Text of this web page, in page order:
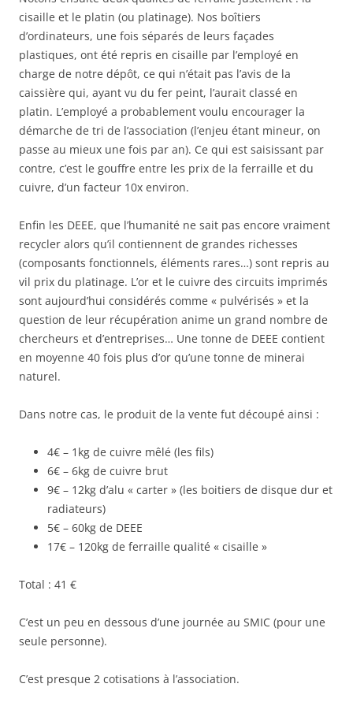
cisaille et le platin (ou platinage). Nos boîtiers
d’ordinateurs, une fois séparés de leurs façades
plastiques, ont été repris en cisaille par l’employé en
charge de notre dépôt, ce qui n’était pas l’avis de la
caissière qui, ayant vu du fer peint, l’aurait classé en
platin. L’employé a probablement voulu encourager la
démarche de tri de l’association (l’enjeu étant mineur, on
passe au mieux une fois par an). Ce qui est saisissant par
contre, c’est le gouffre entre les prix de la ferraille et du
cuivre, d’un facteur 10x environ.
Enfin les DEEE, que l’humanité ne sait pas encore vraiment
recycler alors qu’il contiennent de grandes richesses
(composants fonctionnels, éléments rares…) sont repris au
vil prix du platinage. L’or et le cuivre des circuits imprimés
sont aujourd’hui considérés comme « pulvérisés » et la
question de leur récupération anime un grand nombre de
chercheurs et d’entreprises… Une tonne de DEEE contient
en moyenne 40 fois plus d’or qu’une tonne de minerai
naturel.
Dans notre cas, le produit de la vente fut découpé ainsi :
4€ – 1kg de cuivre mêlé (les fils)
6€ – 6kg de cuivre brut
9€ – 12kg d’alu « carter » (les boitiers de disque dur et
radiateurs)
5€ – 60kg de DEEE
17€ – 120kg de ferraille qualité « cisaille »
Total : 41 €
C’est un peu en dessous d’une journée au SMIC (pour une
seule personne).
C’est presque 2 cotisations à l’association.